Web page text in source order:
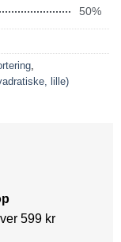
50%
lille)
599 kr